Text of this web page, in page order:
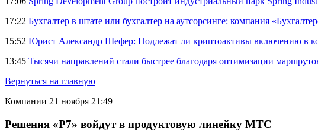
17:22 Бухгалтер в штате или бухгалтер на аутсорсинге: компания
15:52 Юрист Александр Шефер: Подлежат ли криптоактивы включению в
13:45 Тысячи направлений стали быстрее благодаря оптимизации
Вернуться на главную
Компании 21 ноября 21:49
Решения «Р7» войдут в продуктовую линейку МТС